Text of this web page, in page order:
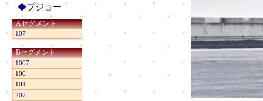
◆プジョー
Aセグメント
107
Bセグメント
1007
106
104
207